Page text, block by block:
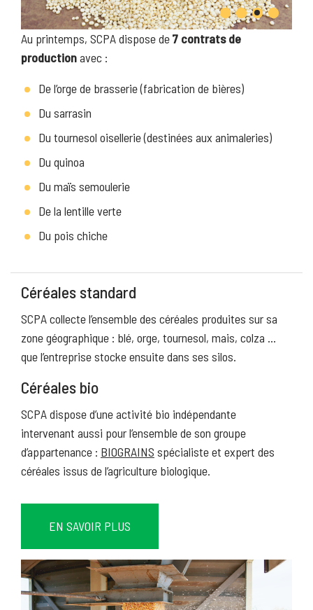
Au printemps, SCPA dispose de7 contrats de
productionavec :
De l’orge de brasserie (fabrication de bières)
Du sarrasin
Du tournesol oisellerie (destinées aux animaleries)
Du quinoa
Du maïs semoulerie
De la lentille verte
Du pois chiche
Céréales standard
SCPA collecte l’ensemble des céréales produites sur sa
zone géographique : blé, orge, tournesol, mais, colza …
que l’entreprise stocke ensuite dans ses silos.
Céréales bio
SCPA dispose d’une activité bio indépendante
intervenant aussi pour l’ensemble de son groupe
d’appartenance : BIOGRAINS spécialiste et expert des
céréales issus de l’agriculture biologique.
EN SAVOIR PLUS